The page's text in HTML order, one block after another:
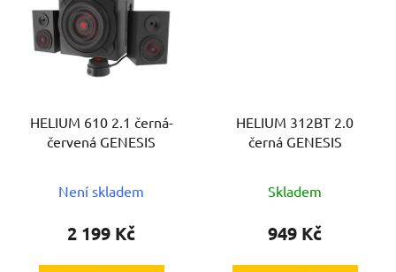
HELIUM 610 2.1 černá-
červená GENESIS
Není skladem
2 199 Kč
HELIUM 312BT 2.0
černá GENESIS
Skladem
949 Kč